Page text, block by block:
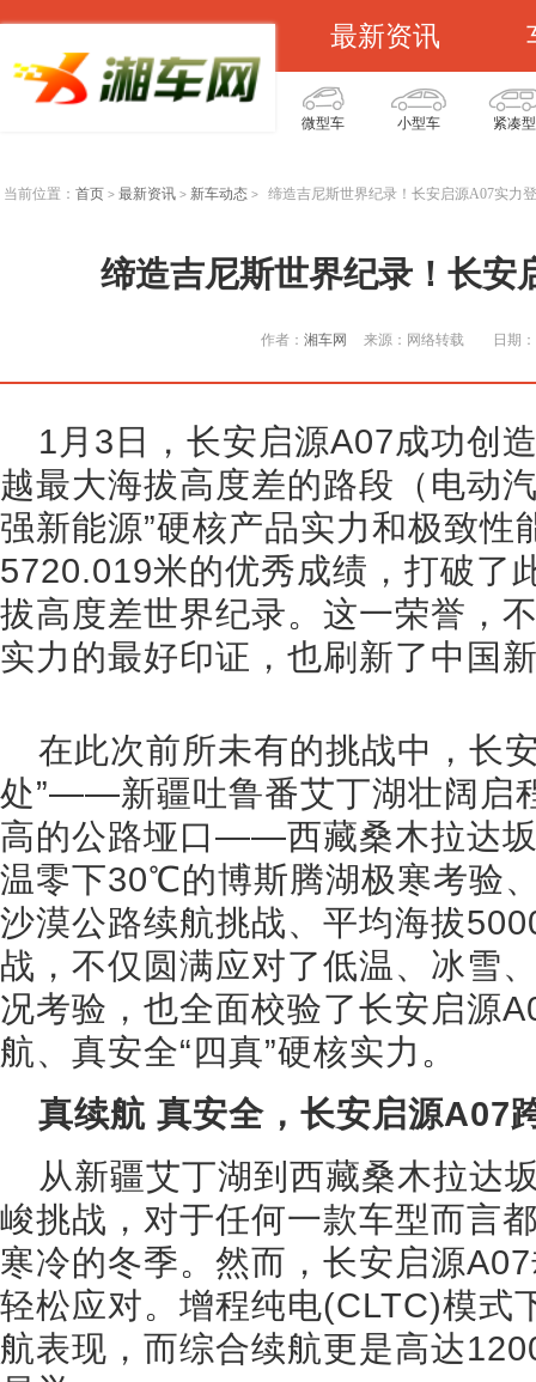
最新资讯
微型车 小型车 紧凑型
当前位置： 首页 > 最新资讯 > 新车动态 > 缔造吉尼斯世界纪录！长安启源A07实力
缔造吉尼斯世界纪录！长安
作者： 湘车网 来源：网络转载 日期
1月3日，长安启源A07成功创
越最大海拔高度差的路段（电动
强新能源”硬核产品实力和极致性
5720.019米的优秀成绩，打破了
拔高度差世界纪录。这一荣誉，
实力的最好印证，也刷新了中国
在此次前所未有的挑战中，长
处”——新疆吐鲁番艾丁湖壮阔启
高的公路垭口——西藏桑木拉达
温零下30℃的博斯腾湖极寒考验
沙漠公路续航挑战、平均海拔
战，不仅圆满应对了低温、冰雪
况考验，也全面校验了长安启源
航、真安全“四真”硬核实力。
真续航 真安全，长安启源A07
从新疆艾丁湖到西藏桑木拉达
峻挑战，对于任何一款车型而言
寒冷的冬季。然而，长安启源
轻松应对。增程纯电(CLTC)模式
航表现，而综合续航更是高达